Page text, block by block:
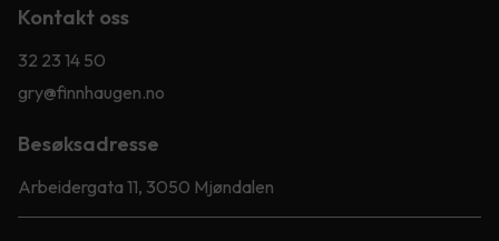
Kontakt oss
32 23 14 50
gry@finnhaugen.no
Besøksadresse
Arbeidergata 11, 3050 Mjøndalen